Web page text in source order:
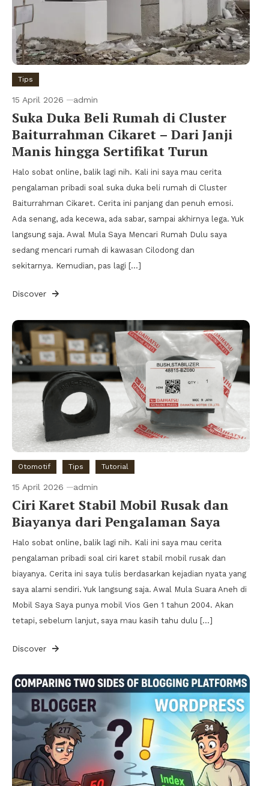
Tips
15 April 2026 admin
Suka Duka Beli Rumah di Cluster
Baiturrahman Cikaret – Dari Janji
Manis hingga Sertifikat Turun
Halo sobat online, balik lagi nih. Kali ini saya mau cerita
pengalaman pribadi soal suka duka beli rumah di Cluster
Baiturrahman Cikaret. Cerita ini panjang dan penuh emosi.
Ada senang, ada kecewa, ada sabar, sampai akhirnya lega. Yuk
langsung saja. Awal Mula Saya Mencari Rumah Dulu saya
sedang mencari rumah di kawasan Cilodong dan
sekitarnya. Kemudian, pas lagi […]
Discover
Otomotif Tips Tutorial
15 April 2026 admin
Ciri Karet Stabil Mobil Rusak dan
Biayanya dari Pengalaman Saya
Halo sobat online, balik lagi nih. Kali ini saya mau cerita
pengalaman pribadi soal ciri karet stabil mobil rusak dan
biayanya. Cerita ini saya tulis berdasarkan kejadian nyata yang
saya alami sendiri. Yuk langsung saja. Awal Mula Suara Aneh di
Mobil Saya Saya punya mobil Vios Gen 1 tahun 2004. Akan
tetapi, sebelum lanjut, saya mau kasih tahu dulu […]
Discover